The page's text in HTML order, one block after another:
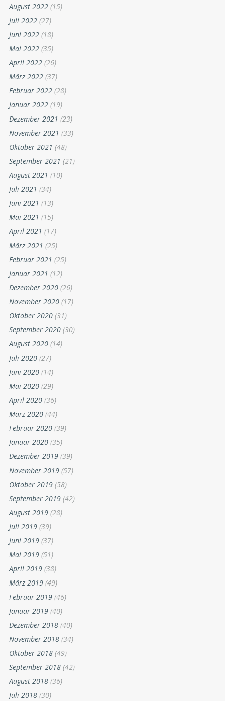
August 2022 (15)
Juli 2022 (27)
Juni 2022 (18)
Mai 2022 (35)
April 2022 (26)
März 2022 (37)
Februar 2022 (28)
Januar 2022 (19)
Dezember 2021 (23)
November 2021 (33)
Oktober 2021 (48)
September 2021 (21)
August 2021 (10)
Juli 2021 (34)
Juni 2021 (13)
Mai 2021 (15)
April 2021 (17)
März 2021 (25)
Februar 2021 (25)
Januar 2021 (12)
Dezember 2020 (26)
November 2020 (17)
Oktober 2020 (31)
September 2020 (30)
August 2020 (14)
Juli 2020 (27)
Juni 2020 (14)
Mai 2020 (29)
April 2020 (36)
März 2020 (44)
Februar 2020 (39)
Januar 2020 (35)
Dezember 2019 (39)
November 2019 (57)
Oktober 2019 (58)
September 2019 (42)
August 2019 (28)
Juli 2019 (39)
Juni 2019 (37)
Mai 2019 (51)
April 2019 (38)
März 2019 (49)
Februar 2019 (46)
Januar 2019 (40)
Dezember 2018 (40)
November 2018 (34)
Oktober 2018 (49)
September 2018 (42)
August 2018 (36)
Juli 2018 (30)